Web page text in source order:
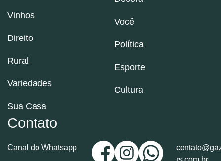
Vinhos
Direito
Rural
Variedades
Sua Casa
Você
Política
Esporte
Cultura
Contato
Canal do Whatsapp
rs.com.br